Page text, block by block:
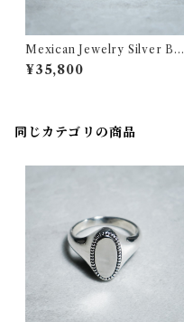
Mexican Jewelry Silver Blo
ck Chain Bracelet メキシカ
ンジュエリー シルバー ブロッ
¥35,800
同じカテゴリの商品